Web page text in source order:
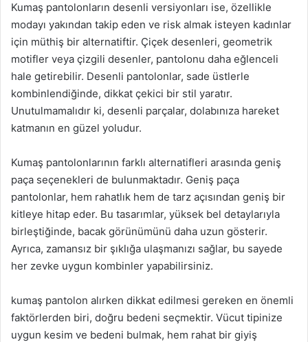
Kumaş pantolonların desenli versiyonları ise, özellikle
modayı yakından takip eden ve risk almak isteyen kadınlar
için müthiş bir alternatiftir. Çiçek desenleri, geometrik
motifler veya çizgili desenler, pantolonu daha eğlenceli
hale getirebilir. Desenli pantolonlar, sade üstlerle
kombinlendiğinde, dikkat çekici bir stil yaratır.
Unutulmamalıdır ki, desenli parçalar, dolabınıza hareket
katmanın en güzel yoludur.
Kumaş pantolonlarının farklı alternatifleri arasında geniş
paça seçenekleri de bulunmaktadır. Geniş paça
pantolonlar, hem rahatlık hem de tarz açısından geniş bir
kitleye hitap eder. Bu tasarımlar, yüksek bel detaylarıyla
birleştiğinde, bacak görünümünü daha uzun gösterir.
Ayrıca, zamansız bir şıklığa ulaşmanızı sağlar, bu sayede
her zevke uygun kombinler yapabilirsiniz.
kumaş pantolon alırken dikkat edilmesi gereken en önemli
faktörlerden biri, doğru bedeni seçmektir. Vücut tipinize
uygun kesim ve bedeni bulmak, hem rahat bir giyiş